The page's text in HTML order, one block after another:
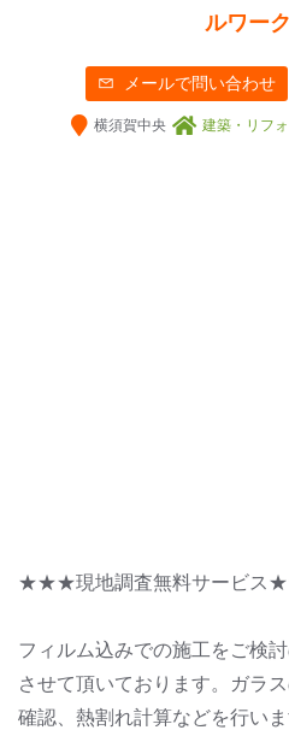
ルワーク
メールで問い合わせ
横須賀中央 建築・リフ
★★★現地調査無料サービ
フィルム込みでの施工をご検
させて頂いております。ガラ
確認、熱割れ計算などを行い